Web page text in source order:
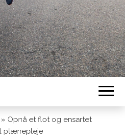
» Opnå et flot og ensartet
plænepleje